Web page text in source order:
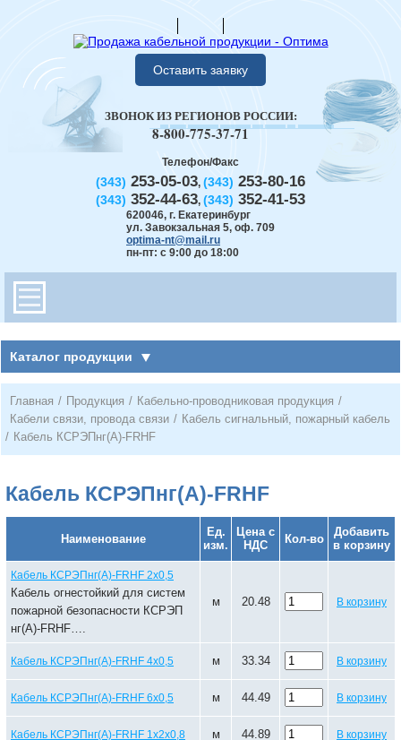
Оставить заявку
Телефон/Факс
(343) 253-05-03, (343) 253-80-16
(343) 352-44-63, (343) 352-41-53
620046, г. Екатеринбург
ул. Завокзальная 5, оф. 709
optima-nt@mail.ru
пн-пт: с 9:00 до 18:00
ЗВОНОК ИЗ РЕГИОНОВ РОССИИ:
8-800-775-37-71
Каталог продукции
Главная / Продукция / Кабельно-проводниковая продукция /
Кабели связи, провода связи / Кабель сигнальный, пожарный кабель
/ Кабель КСРЭПнг(А)-FRHF
Кабель КСРЭПнг(А)-FRHF
Наименование
Ед.
изм.
Цена с
НДС
Кол-во
Добавить
в корзину
Кабель КСРЭПнг(А)-FRHF 2х0,5
Кабель огнестойкий для систем
пожарной безопасности КСРЭП
нг(А)-FRHF….
м 20.48 В корзину
Кабель КСРЭПнг(А)-FRHF 4х0,5 м 33.34 В корзину
Кабель КСРЭПнг(А)-FRHF 6х0,5 м 44.49 В корзину
Кабель КСРЭПнг(А)-FRHF 1х2х0,8 м 44.89 В корзину